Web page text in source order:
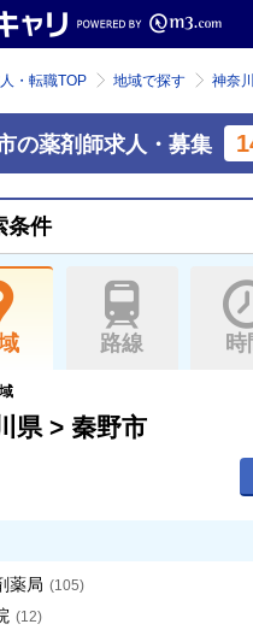
・転職TOP 地域で探す 神奈
の薬剤師求人・募集
条件
路線 時
県 > 秦野市
薬局 (105)
(12)